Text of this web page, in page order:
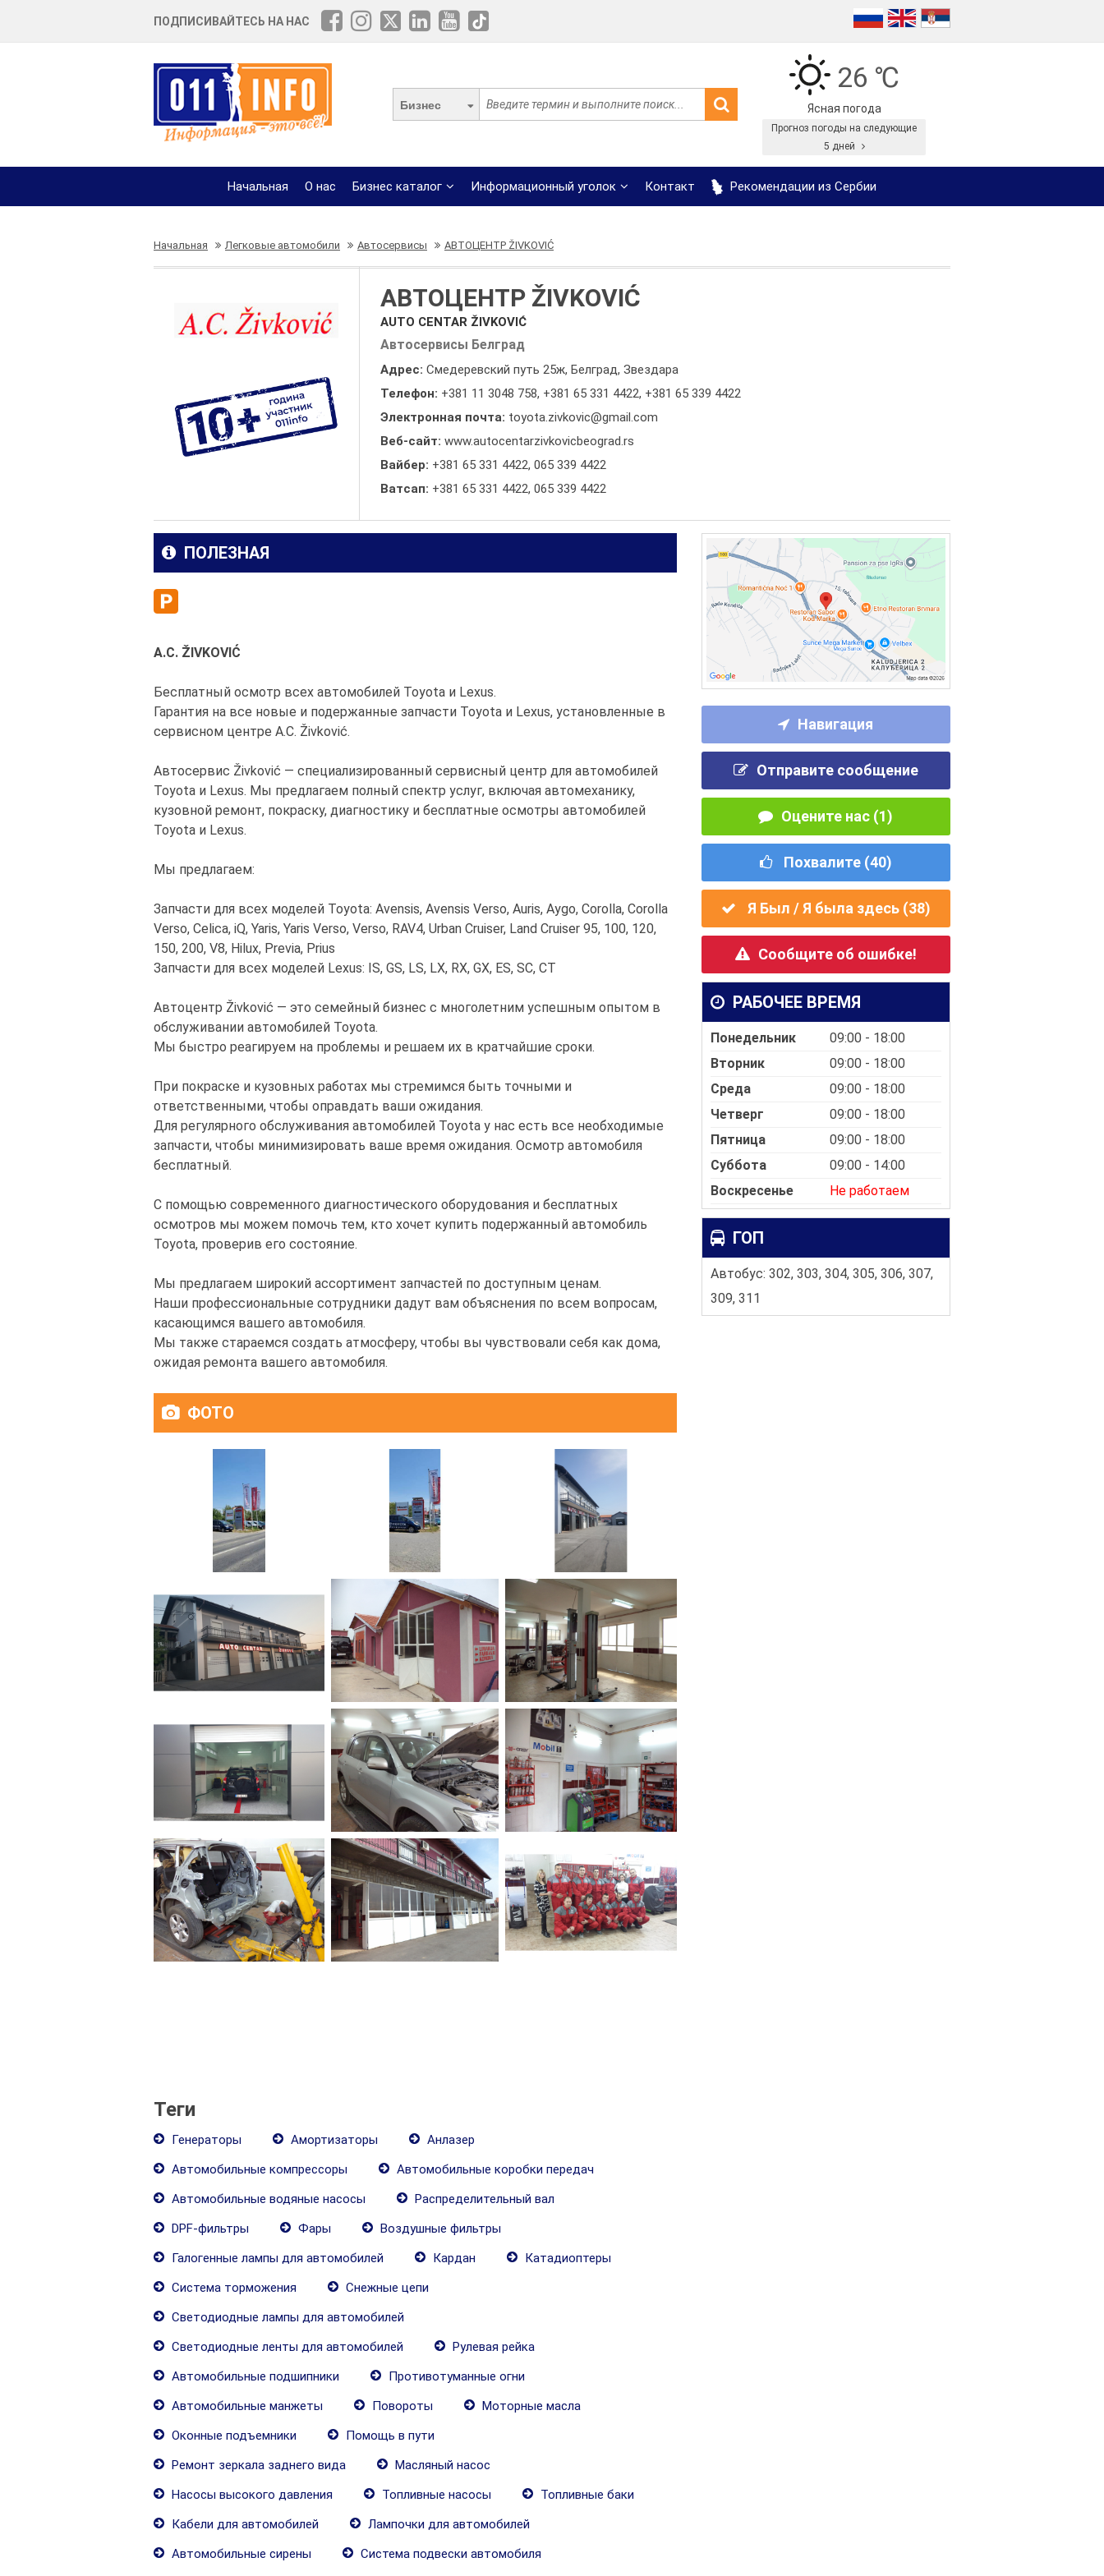
ПОДПИСИВАЙТЕСЬ НА НАС
Бизнес
26 ℃
Ясная погода
Прогноз погоды на следующие
5 дней
Начальная О нас Бизнес каталог Информационный уголок Контакт Рекомендации из Сербии
Начальная Легковые автомобили Автосервисы АВТОЦЕНТР ŽIVKOVIĆ
АВТОЦЕНТР ŽIVKOVIĆ
AUTO CENTAR ŽIVKOVIĆ
Автосервисы Белград
Адрес: Смедеревский путь 25ж, Белград, Звездара
Телефон: +381 11 3048 758, +381 65 331 4422, +381 65 339 4422
Электронная почта: toyota.zivkovic@gmail.com
Веб-сайт: www.autocentarzivkovicbeograd.rs
Вайбер: +381 65 331 4422, 065 339 4422
Ватсап: +381 65 331 4422, 065 339 4422
Навигация
Отправите сообщение
Оцените нас (1)
Похвалите (40)
Я Был / Я была здесь (38)
Сообщите об ошибке!
РАБОЧЕЕ ВРЕМЯ
Понедельник
09:00 - 18:00
Вторник
09:00 - 18:00
Среда
09:00 - 18:00
Четверг
09:00 - 18:00
Пятница
09:00 - 18:00
Суббота
09:00 - 14:00
Воскресенье
Не работаем
ГОП
Автобус: 302, 303, 304, 305, 306, 307,
309, 311
ПОЛЕЗНАЯ
A.C. ŽIVKOVIĆ
Бесплатный осмотр всех автомобилей Toyota и Lexus.
Гарантия на все новые и подержанные запчасти Toyota и Lexus, установленные в
сервисном центре A.C. Živković.
Автосервис Živković — специализированный сервисный центр для автомобилей
Toyota и Lexus. Мы предлагаем полный спектр услуг, включая автомеханику,
кузовной ремонт, покраску, диагностику и бесплатные осмотры автомобилей
Toyota и Lexus.
Мы предлагаем:
Запчасти для всех моделей Toyota: Avensis, Avensis Verso, Auris, Aygo, Corolla, Corolla
Verso, Celica, iQ, Yaris, Yaris Verso, Verso, RAV4, Urban Cruiser, Land Cruiser 95, 100, 120,
150, 200, V8, Hilux, Previa, Prius
Запчасти для всех моделей Lexus: IS, GS, LS, LX, RX, GX, ES, SC, CT
Автоцентр Živković — это семейный бизнес с многолетним успешным опытом в
обслуживании автомобилей Toyota.
Мы быстро реагируем на проблемы и решаем их в кратчайшие сроки.
При покраске и кузовных работах мы стремимся быть точными и
ответственными, чтобы оправдать ваши ожидания.
Для регулярного обслуживания автомобилей Toyota у нас есть все необходимые
запчасти, чтобы минимизировать ваше время ожидания. Осмотр автомобиля
бесплатный.
С помощью современного диагностического оборудования и бесплатных
осмотров мы можем помочь тем, кто хочет купить подержанный автомобиль
Toyota, проверив его состояние.
Мы предлагаем широкий ассортимент запчастей по доступным ценам.
Наши профессиональные сотрудники дадут вам объяснения по всем вопросам,
касающимся вашего автомобиля.
Мы также стараемся создать атмосферу, чтобы вы чувствовали себя как дома,
ожидая ремонта вашего автомобиля.
ФОТО
Теги
Генераторы Амортизаторы
Анлазер
Автомобильные компрессоры
Автомобильные коробки передач
Автомобильные водяные насосы
Распределительный вал
DPF-фильтры
Фары
Воздушные фильтры
Галогенные лампы для автомобилей
Кардан
Катадиоптеры
Система торможения
Снежные цепи
Светодиодные лампы для автомобилей
Светодиодные ленты для автомобилей
Рулевая рейка
Автомобильные подшипники
Противотуманные огни
Автомобильные манжеты
Повороты
Моторные масла
Оконные подъемники
Помощь в пути
Ремонт зеркала заднего вида
Масляный насос
Насосы высокого давления
Топливные насосы
Топливные баки
Кабели для автомобилей
Лампочки для автомобилей
Автомобильные сирены
Система подвески автомобиля